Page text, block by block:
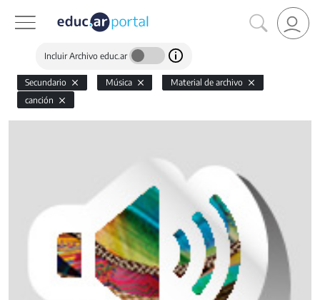
Incluir Archivo educ.ar
Secundario Música
Material de archivo
canción